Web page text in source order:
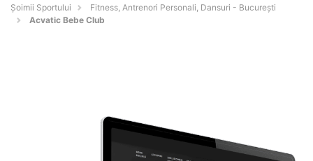
Șoimii Sportului
Fitness, Antrenori Personali, Dansuri - Bucureşti
Acvatic Bebe Club